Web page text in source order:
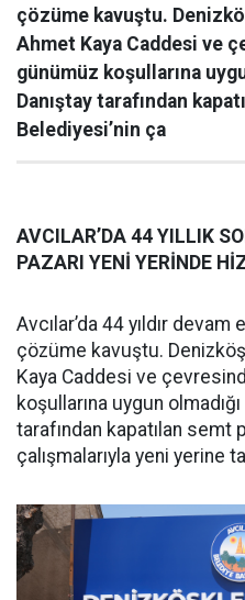
çözüme kavuştu.
Ahmet Kaya Caddesi ve
günümüz koşullarına
Danıştay tarafından
Belediyesi’nin ça
AVCILAR’DA 44 YILLIK
PAZARI YENİ YERİNDE
Avcılar’da 44 yıldır
çözüme kavuştu.
Kaya Caddesi ve
koşullarına uygun
tarafından kapatılan semt
çalışmalarıyla yeni yerine